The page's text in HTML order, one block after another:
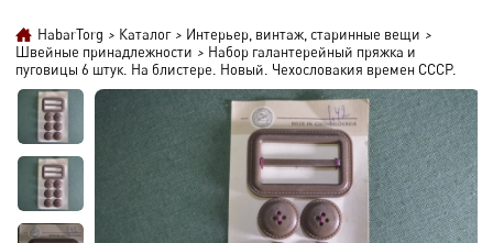
HabarTorg > Каталог > Интерьер, винтаж, старинные вещи >
Швейные принадлежности > Набор галантерейный пряжка и
пуговицы 6 штук. На блистере. Новый. Чехословакия времен СССР.